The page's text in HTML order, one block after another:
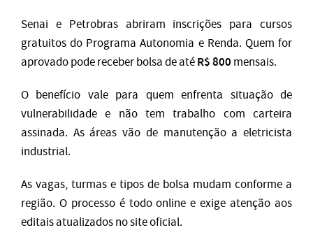
Senai e Petrobras abriram inscrições para cursos
gratuitos do Programa Autonomia e Renda. Quem for
aprovado pode receber bolsa de atéR$ 800 mensais.
O benefício vale para quem enfrenta situação de
vulnerabilidade e não tem trabalho com carteira
assinada. As áreas vão de manutenção a eletricista
industrial.
As vagas, turmas e tipos de bolsa mudam conforme a
região. O processo é todo online e exige atenção aos
editais atualizados no site oficial.